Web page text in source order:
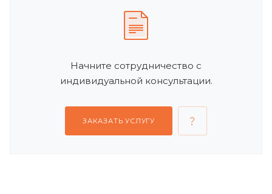
Начните сотрудничество с
индивидуальной консультации.
ЗАКАЗАТЬ УСЛУГУ